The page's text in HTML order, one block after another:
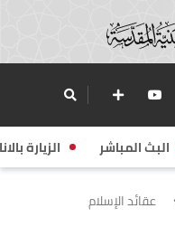
البث المباشر الزيارة
عقائد الإسلام